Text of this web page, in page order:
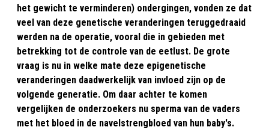
het gewicht te verminderen) ondergingen, vonden ze dat
veel van deze genetische veranderingen teruggedraaid
werden na de operatie, vooral die in gebieden met
betrekking tot de controle van de eetlust. De grote
vraag is nu in welke mate deze epigenetische
veranderingen daadwerkelijk van invloed zijn op de
volgende generatie. Om daar achter te komen
vergelijken de onderzoekers nu sperma van de vaders
met het bloed in de navelstrengbloed van hun baby's.